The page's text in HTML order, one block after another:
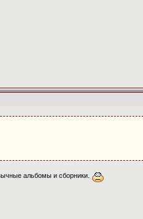
альбомы и сборники.